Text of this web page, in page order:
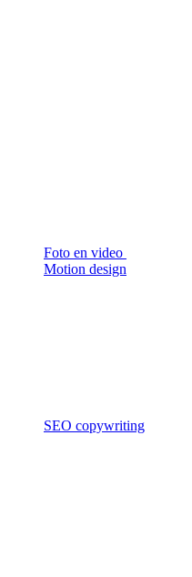
Foto en video
Motion design
SEO copywriting